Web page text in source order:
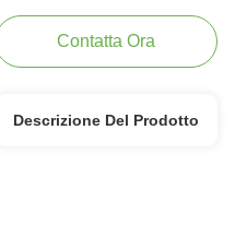
Contatta Ora
Descrizione Del Prodotto